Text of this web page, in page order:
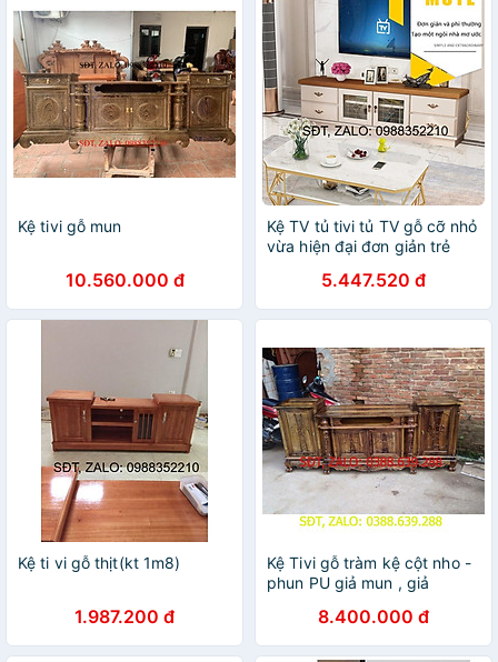
Kệ tivi gỗ mun
10.560.000 đ
Kệ TV tủ tivi tủ TV gỗ cỡ nhỏ
vừa hiện đại đơn giản trẻ
khách tủ kệ giá đựng đồ
5.447.520 đ
Kệ ti vi gỗ thịt(kt 1m8)
1.987.200 đ
Kệ Tivi gỗ tràm kệ cột nho -
phun PU giả mun , giả
8.400.000 đ